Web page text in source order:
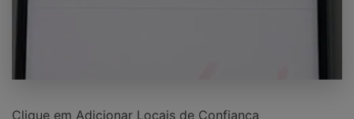
Clique em Adicionar Locais de Confiança